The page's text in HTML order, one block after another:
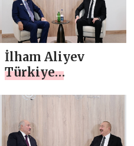
İlham Aliyev
Türkiye
görüştü